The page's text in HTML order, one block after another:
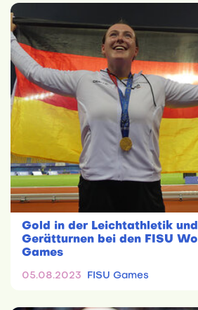
Gold in der Leichtathletik
Gerätturnen bei den FISU
Games
05.08.2023 FISU Games